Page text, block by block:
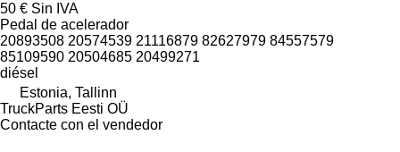
50 € Sin IVA
Pedal de acelerador
20893508 20574539 21116879 82627979 84557579
85109590 20504685 20499271
diésel
Estonia, Tallinn
TruckParts Eesti OÜ
Contacte con el vendedor